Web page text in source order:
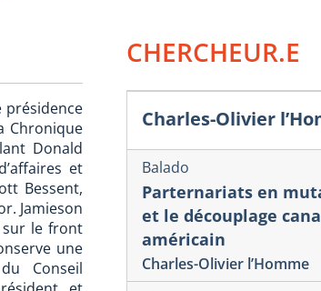
présidence
Chronique
Donald
et
Bessent,
Jamieson
sur le front
une
Conseil
CHERCHEUR.E
Charles-Olivier
Balado
Parternariats en
et le découplage
américain
Charles-Olivier l’Homme